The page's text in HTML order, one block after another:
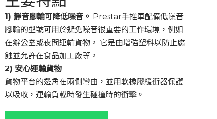
1) 靜音腳輪可降低噪音。
Prestar手推車配備低噪音
腳輪的型號可用於避免噪音很重要的工作環境，例如
在辦公室或夜間運輸貨物。 它是由增強塑料以防止腐
蝕並允許在食品加工廠等。
2) 安心運輸貨物
貨物平台的邊角在兩側彎曲，並用軟橡膠緩衝器保護
以吸收，運輸負載時發生碰撞時的衝擊。